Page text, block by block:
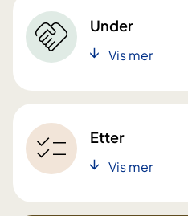
Under
Vis mer
Etter
Vis mer